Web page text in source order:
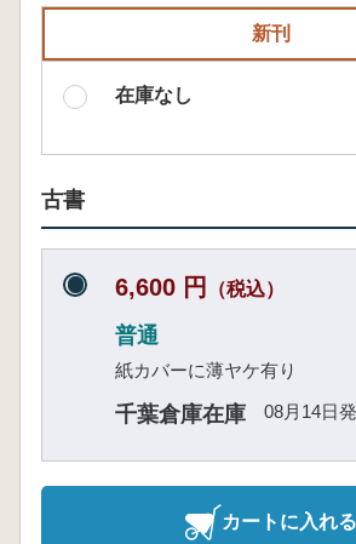
新刊
在庫なし
古書
6,600 円 （税込）
普通
紙カバーに薄ヤケ有り
千葉倉庫在庫 08月14日
カートに入れる